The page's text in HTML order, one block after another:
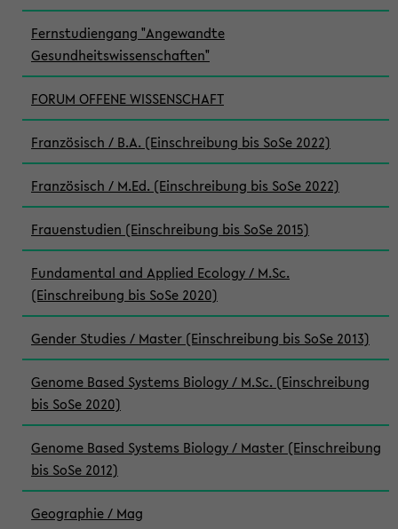
Fernstudiengang "Angewandte
Gesundheitswissenschaften"
FORUM OFFENE WISSENSCHAFT
Französisch / B.A. (Einschreibung bis SoSe 2022)
Französisch / M.Ed. (Einschreibung bis SoSe 2022)
Frauenstudien (Einschreibung bis SoSe 2015)
Fundamental and Applied Ecology / M.Sc.
(Einschreibung bis SoSe 2020)
Gender Studies / Master (Einschreibung bis SoSe 2013)
Genome Based Systems Biology / M.Sc. (Einschreibung
bis SoSe 2020)
Genome Based Systems Biology / Master (Einschreibung
bis SoSe 2012)
Geographie / Mag